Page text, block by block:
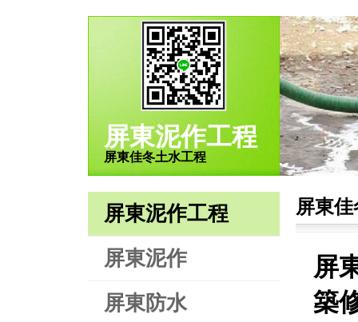
屏東泥作工程
屏東佳冬土水工程
屏東泥作工程
屏東泥作
屏東防水
屏東
屏
築